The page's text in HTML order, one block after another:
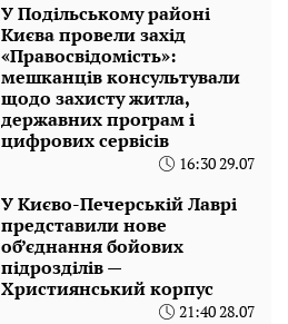
У Подільському районі
Києва провели захід
«Правосвідомість»:
мешканців консультували
щодо захисту житла,
державних програм і
цифрових сервісів
16:30 29.07
У Києво-Печерській Лаврі
представили нове
об’єднання бойових
підрозділів —
Християнський корпус
21:40 28.07